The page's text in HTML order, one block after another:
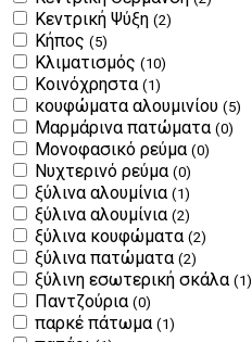
Κεντρική Ψύξη (2)
Κήπος (5)
Κλιματισμός (10)
Κοινόχρηστα (1)
κουφώματα αλουμινίου (5)
Μαρμάρινα πατώματα (0)
Μονοφασικό ρεύμα (0)
Νυχτερινό ρεύμα (0)
ξύλινα αλουμίνια (1)
ξύλινα αλουμίνια (2)
ξύλινα κουφώματα (2)
ξύλινα πατώματα (2)
ξύλινη εσωτερική σκάλα (1)
Παντζούρια (0)
παρκέ πάτωμα (1)